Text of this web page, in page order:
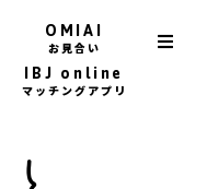
OMIAI
お見合い
IBJ online
マッチングアプリ